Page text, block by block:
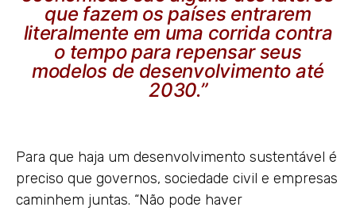
que fazem os países entrarem
literalmente em uma corrida contra
o tempo para repensar seus
modelos de desenvolvimento até
2030.”
Para que haja um desenvolvimento sustentável é
preciso que governos, sociedade civil e empresas
caminhem juntas. “Não pode haver